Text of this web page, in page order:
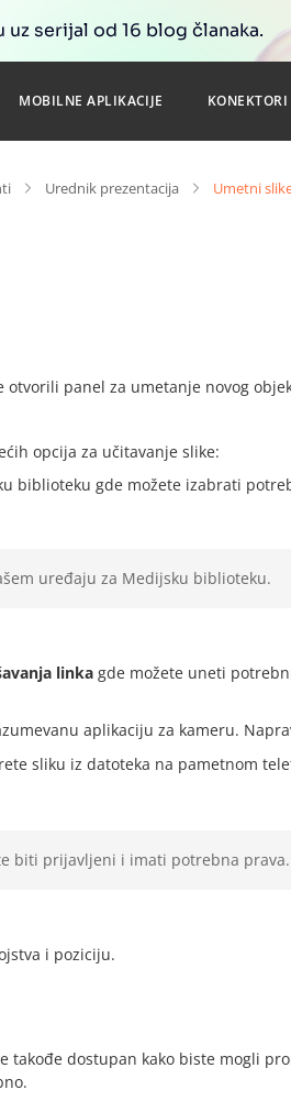
serijal od 16 blog članaka.
MOBILNE APLIKACIJE KONEKTORI
Urednik prezentacija Umetni
panel za umetanje novog
opcija za učitavanje slike:
biblioteku gde možete izabrati
uređaju za Medijsku biblioteku.
linka gde možete uneti
aplikaciju za kameru.
sliku iz datoteka na pametnom
biti prijavljeni i imati potrebna prava.
i poziciju.
takođe dostupan kako biste mogli